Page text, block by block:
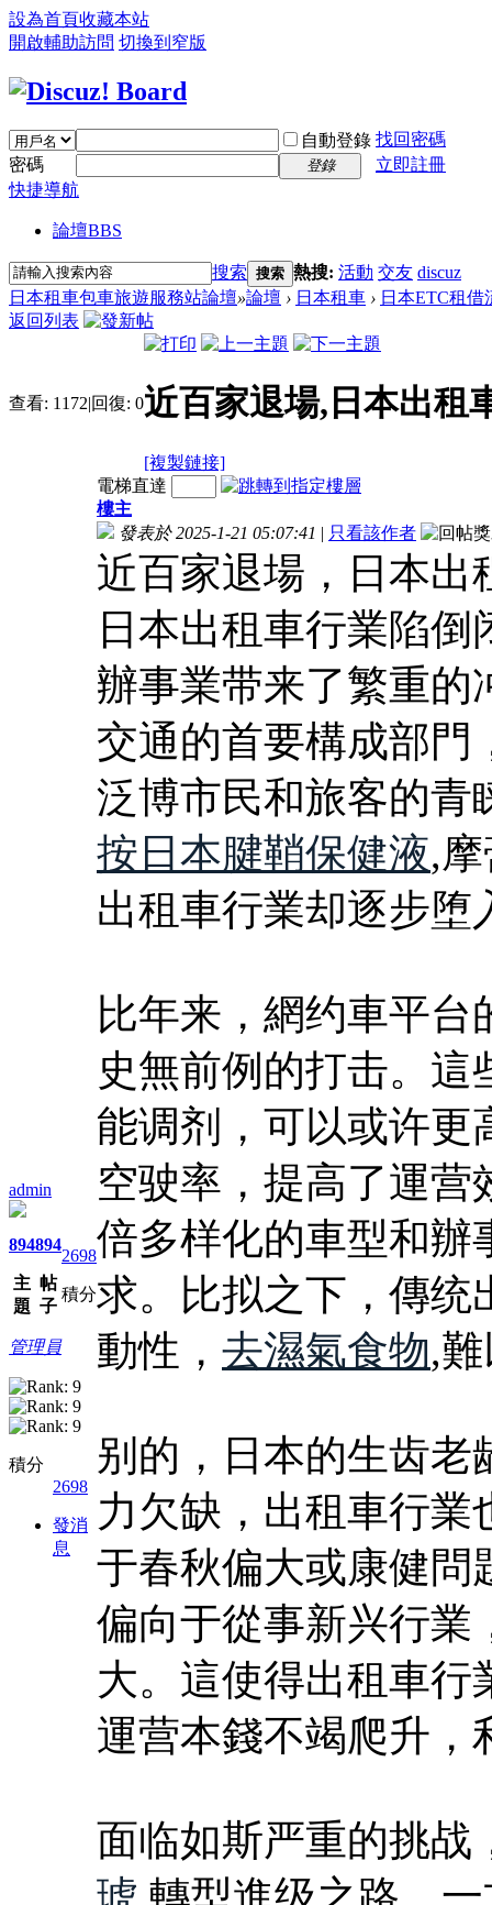
設為首頁收藏本站
開啟輔助訪問 切換到窄版
自動登錄 找回密碼
密碼
登錄
立即註冊
快捷導航
論壇BBS
搜索 搜索 熱搜: 活動 交友 discuz
日本租車包車旅遊服務站論壇»論壇 › 日本租車 › 日本ETC租借
返回列表
查看: 1172|回復: 0近百家退場,日本出租
[複製鏈接]
admin
894
主
題
894
帖
子
2698
積分
管理員
積分
2698
發消
息
電梯直達
樓主
發表於 2025-1-21 05:07:41 | 只看該作者
近百家退場，日本出
日本出租車行業陷
辦事業带来了繁重的
交通的首要構成部門
泛博市民和旅客的青
按日本腱鞘保健液,
出租車行業却逐步堕
比年来，網约車平
史無前例的打击。
能调剂，可以或许更
空驶率，提高了運营
倍多样化的車型和辦
求。比拟之下，傳统
動性， 去濕氣食物,
别的，日本的生齿老
力欠缺，出租車行業
于春秋偏大或康健問
偏向于從事新兴行業
大。這使得出租車行
運营本錢不竭爬升，
面临如斯严重的挑战